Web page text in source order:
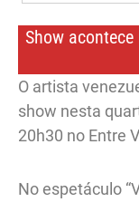
Show
O artista
show nesta
20h30 no Entre
No espetáculo